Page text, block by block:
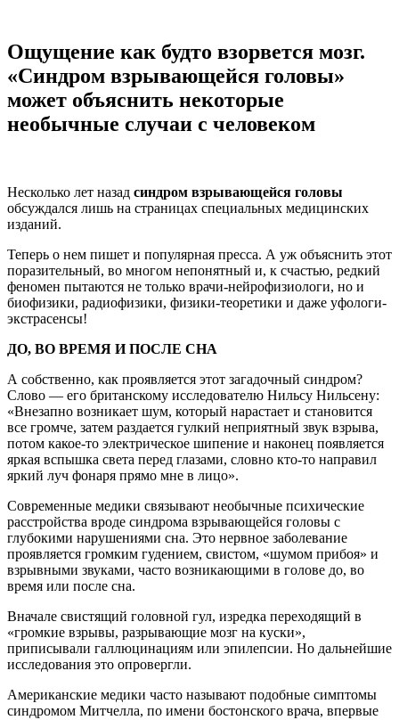
Ощущение как будто взорвется мозг.
«Синдром взрывающейся головы»
может объяснить некоторые
необычные случаи с человеком
Несколько лет назад синдром взрывающейся головы
обсуждался лишь на страницах специальных медицинских
изданий.
Теперь о нем пишет и популярная пресса. А уж объяснить этот
поразительный, во многом непонятный и, к счастью, редкий
феномен пытаются не только врачи-нейрофизиологи, но и
биофизики, радиофизики, физики-теоретики и даже уфологи-
экстрасенсы!
ДО, ВО ВРЕМЯ И ПОСЛЕ СНА
А собственно, как проявляется этот загадочный синдром?
Слово — его британскому исследователю Нильсу Нильсену:
«Внезапно возникает шум, который нарастает и становится
все громче, затем раздается гулкий неприятный звук взрыва,
потом какое-то электрическое шипение и наконец появляется
яркая вспышка света перед глазами, словно кто-то направил
яркий луч фонаря прямо мне в лицо».
Современные медики связывают необычные психические
расстройства вроде синдрома взрывающейся головы с
глубокими нарушениями сна. Это нервное заболевание
проявляется громким гудением, свистом, «шумом прибоя» и
взрывными звуками, часто возникающими в голове до, во
время или после сна.
Вначале свистящий головной гул, изредка переходящий в
«громкие взрывы, разрывающие мозг на куски»,
приписывали галлюцинациям или эпилепсии. Но дальнейшие
исследования это опровергли.
Американские медики часто называют подобные симптомы
синдромом Митчелла, по имени бостонского врача, впервые